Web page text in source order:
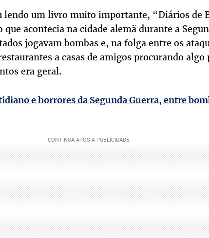
lendo um livro muito importante, “Diários de
acontecia na cidade alemã durante a
jogavam bombas e, na folga entre os
a casas de amigos procurando algo
era geral.
e horrores da Segunda Guerra, entre